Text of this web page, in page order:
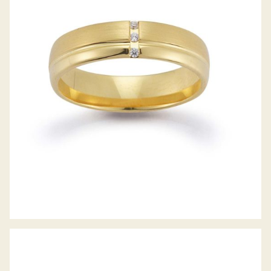
GERSTNER TRAURINGE